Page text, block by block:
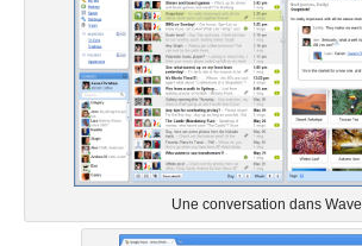
Une conversation dans Wave